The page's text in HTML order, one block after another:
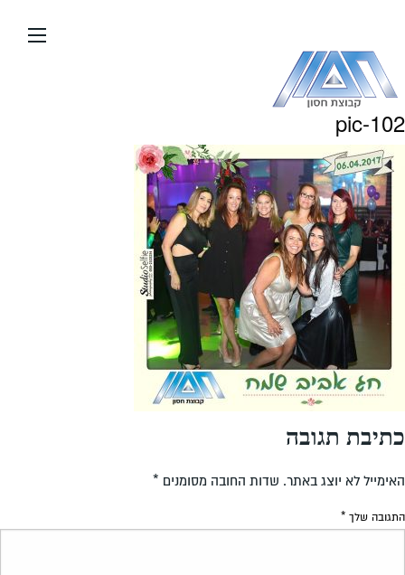
העמוד
pic-102
כתיבת תגובה
האימייל לא יוצג באתר. שדות החובה מסומנים *
התגובה שלך *